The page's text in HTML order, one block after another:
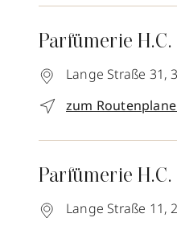
Parfümerie
Lange Straße 31,
zum
Parfümerie
Lange Straße 11,